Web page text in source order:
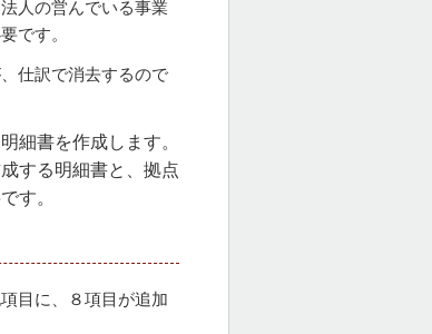
人の営んでいる事業
です。
仕訳で消去するので
細書を作成します。
する明細書と、拠点
す。
目に、８項目が追加